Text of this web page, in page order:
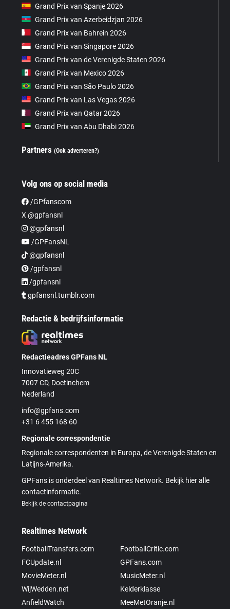
Grand Prix van Spanje 2026
Grand Prix van Azerbeidzjan 2026
Grand Prix van Bahrein 2026
Grand Prix van Singapore 2026
Grand Prix van de Verenigde Staten 2026
Grand Prix van Mexico 2026
Grand Prix van São Paulo 2026
Grand Prix van Las Vegas 2026
Grand Prix van Qatar 2026
Grand Prix van Abu Dhabi 2026
Partners(Ook adverteren?)
Volg ons op social media
/GPfanscom
X @gpfansnl
@gpfansnl
/GPFansNL
@gpfansnl
/gpfansnl
/gpfansnl
gpfansnl.tumblr.com
Redactie & bedrijfsinformatie
Redactieadres GPFans NL
Innovatieweg 20C
7007 CD, Doetinchem
Nederland
info@gpfans.com
+31 6 455 168 60
Regionale correspondentie
Regionale correspondenten in Europa, de Verenigde Staten en
Latijns-Amerika.
GPFans is onderdeel van Realtimes Network. Bekijk hier alle
contactinformatie.
Bekijk de contactpagina
Realtimes Network
FootballTransfers.com
FootballCritic.com
FCUpdate.nl
GPFans.com
MovieMeter.nl
MusicMeter.nl
WijWedden.net
Kelderklasse
AnfieldWatch
MeeMetOranje.nl